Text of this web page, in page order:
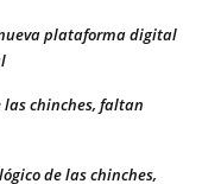
plataforma digital
las chinches, faltan
de las chinches,